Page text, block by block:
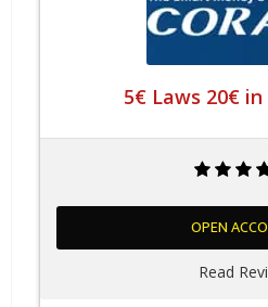
5€ Laws 20€
OPEN
Read